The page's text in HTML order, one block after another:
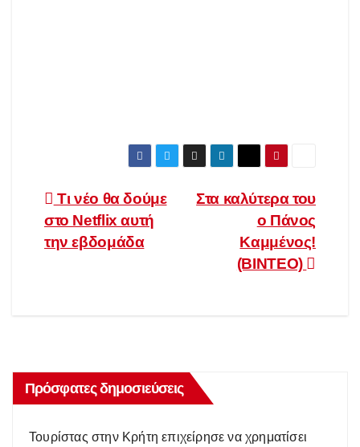
Πλοήγηση
άρθρων
Στα καλύτερα του
ο Πάνος
Καμμένος!
(ΒΙΝΤΕΟ)
Τι νέο θα δούμε
στο Netflix αυτή
την εβδομάδα
Πρόσφατες δημοσιεύσεις
Τουρίστας στην Κρήτη επιχείρησε να χρηματίσει